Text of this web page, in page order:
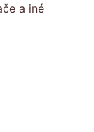
a iné